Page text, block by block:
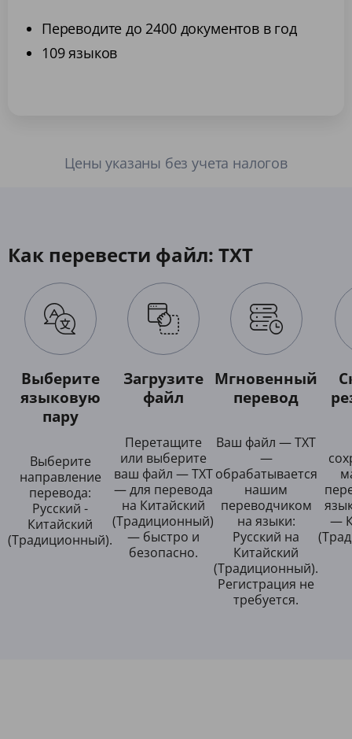
Переводите до 2400 документов в год
109 языков
Цены указаны без учета налогов
Как перевести файл: TXT
Выберите
языковую
пару
Выберите
направление
перевода:
Русский -
Китайский
(Традиционный).
Загрузите
файл
Перетащите
или выберите
ваш файл — TXT
— для перевода
на Китайский
(Традиционный)
— быстро и
безопасно.
Мгновенный
перевод
Ваш файл — TXT
—
обрабатывается
нашим
переводчиком
на языки:
Русский на
Китайский
(Традиционный).
Регистрация не
требуется.
—